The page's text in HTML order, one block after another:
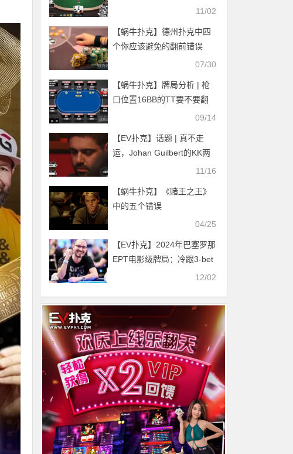
11/02
【蜗牛扑克】德州扑克中四
个你应该避免的翻前错误
07/30
【蜗牛扑克】牌局分析 | 枪
口位置16BB的TT要不要翻
09/14
【EV扑克】话题 | 真不走
运，Johan Guilbert的KK两
11/16
【蜗牛扑克】《赌王之王》
中的五个错误
04/25
【EV扑克】2024年巴塞罗那
EPT电影级牌局：冷跟3-bet
后翻牌三人击中强牌，胜率
12/02